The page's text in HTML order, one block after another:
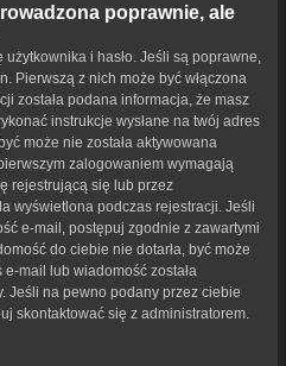
poprawnie, ale
i hasło. Jeśli są poprawne,
Pierwszą z nich może być włączona
została podana informacja, że masz
instrukcje wysłane na twój adres
może nie została aktywowana
zalogowaniem wymagają
rejestrującą się lub przez
wyświetlona podczas rejestracji. Jeśli
e-mail, postępuj zgodnie z zawartymi
do ciebie nie dotarła, być może
mail lub wiadomość została
Jeśli na pewno podany przez ciebie
skontaktować się z administratorem.